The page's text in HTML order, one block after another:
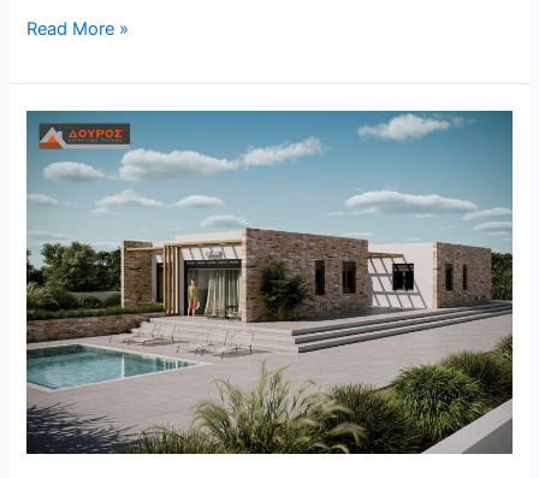
Read More »
ΣΓ
160
ΣΥΓΚΡΟΤΗΜΑ
4
ΚΑΤΟΙΚΙΩΝ
ΜΕ
ΠΙΣΙΝΑ